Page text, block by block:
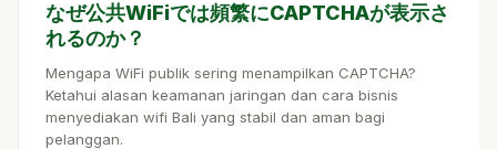
なぜ公共WiFiでは頻繁にCAPTCHAが表示さ
れるのか？
Mengapa WiFi publik sering menampilkan CAPTCHA?
Ketahui alasan keamanan jaringan dan cara bisnis
menyediakan wifi Bali yang stabil dan aman bagi
pelanggan.